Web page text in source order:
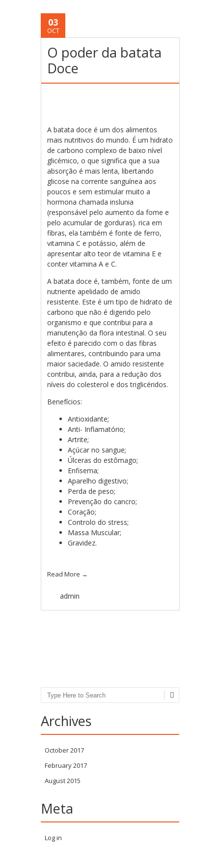
03
OCT
O poder da batata
Doce
A batata doce é um dos alimentos
mais nutritivos do mundo. É um hidrato
de carbono complexo de baixo nível
glicémico, o que significa que a sua
absorção é mais lenta, libertando
glicose na corrente sanguínea aos
poucos e sem estimular muito a
hormona chamada inslunia
(responsável pelo aumento da fome e
pelo acumular de gorduras). rica em
fibras, ela também é fonte de ferro,
vitamina C e potássio, além de
apresentar alto teor de vitamina E e
conter vitamina A e C.
A batata doce é, também, fonte de um
nutriente apelidado de amido
resistente. Este é um tipo de hidrato de
carbono que não é digerido pelo
organismo e que contribui para a
manutenção da flora intestinal. O seu
efeito é parecido com o das fibras
alimentares, contribuindo para uma
maior saciedade. O amido resistente
contribui, ainda, para a redução dos
níveis do colesterol e dos triglicéridos.
Benefícios:
Antioxidante;
Anti- Inflamatório;
Artrite;
Açúcar no sangue;
Úlceras do estômago;
Enfisema;
Aparelho digestivo;
Perda de peso;
Prevenção do cancro;
Coração;
Controlo do stress;
Massa Muscular;
Gravidez.
Read More →
admin
Search
Archives
October 2017
February 2017
August 2015
Meta
Log in